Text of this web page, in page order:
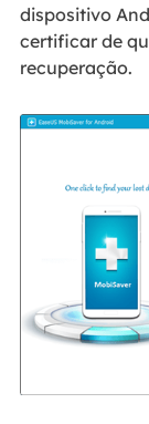
dispositivo
certificar de
recuperação.